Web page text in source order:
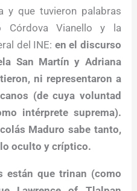
y que tuvieron palabras
Córdova Vianello y la
del INE: en el discurso
San Martín y Adriana
ni representaron a
(de cuya voluntad
intérprete suprema).
Maduro sabe tanto,
oculto y críptico.
están que trinan (como